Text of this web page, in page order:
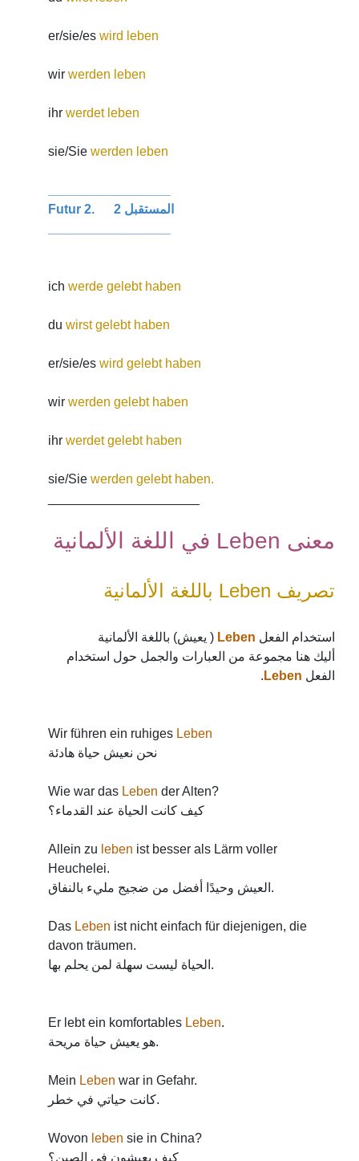
er/sie/es wird leben
wir werden leben
ihr werdet leben
sie/Sie werden leben
Futur 2. المستقبل 2
ich werde gelebt haben
du wirst gelebt haben
er/sie/es wird gelebt haben
wir werden gelebt haben
ihr werdet gelebt haben
sie/Sie werden gelebt haben.
معنى Leben في اللغة الألمانية
تصريف Leben باللغة الألمانية
استخدام الفعل Leben ( يعيش) باللغة الألمانية
أليك هنا مجموعة من العبارات والجمل حول استخدام
الفعل Leben
.
Wir führen ein ruhiges Leben
Wie war das Leben der Alten?
Allein zu leben ist besser als Lärm voller
Heuchelei.
العيش وحيدًا أفضل من ضجيج مليء بالنفاق.
Das Leben ist nicht einfach für diejenigen, die
davon träumen.
الحياة ليست سهلة لمن يحلم بها.
Er lebt ein komfortables Leben.
هو يعيش حياة مريحة.
Mein Leben war in Gefahr.
كانت حياتي في خطر.
Wovon leben sie in China?